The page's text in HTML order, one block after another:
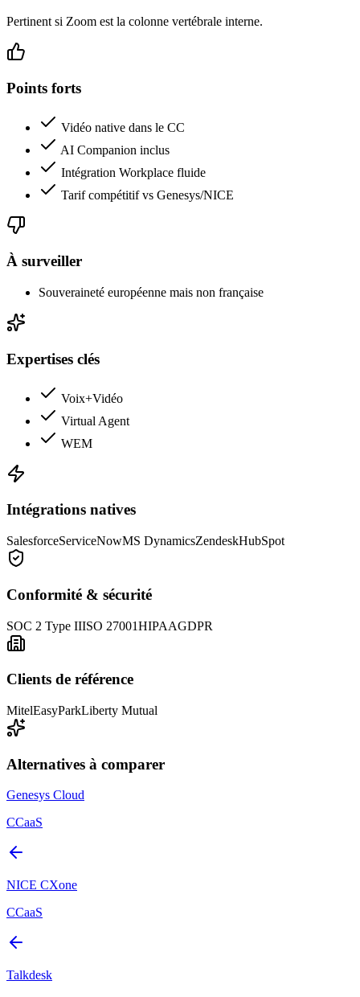
Pertinent si Zoom est la colonne vertébrale interne.
Points forts
Vidéo native dans le CC
AI Companion inclus
Intégration Workplace fluide
Tarif compétitif vs Genesys/NICE
À surveiller
Souveraineté européenne mais non française
Expertises clés
Voix+Vidéo
Virtual Agent
WEM
Intégrations natives
SalesforceServiceNowMS DynamicsZendeskHubSpot
Conformité & sécurité
SOC 2 Type IIISO 27001HIPAAGDPR
Clients de référence
MitelEasyParkLiberty Mutual
Alternatives à comparer
Genesys Cloud
CCaaS
NICE CXone
CCaaS
Talkdesk